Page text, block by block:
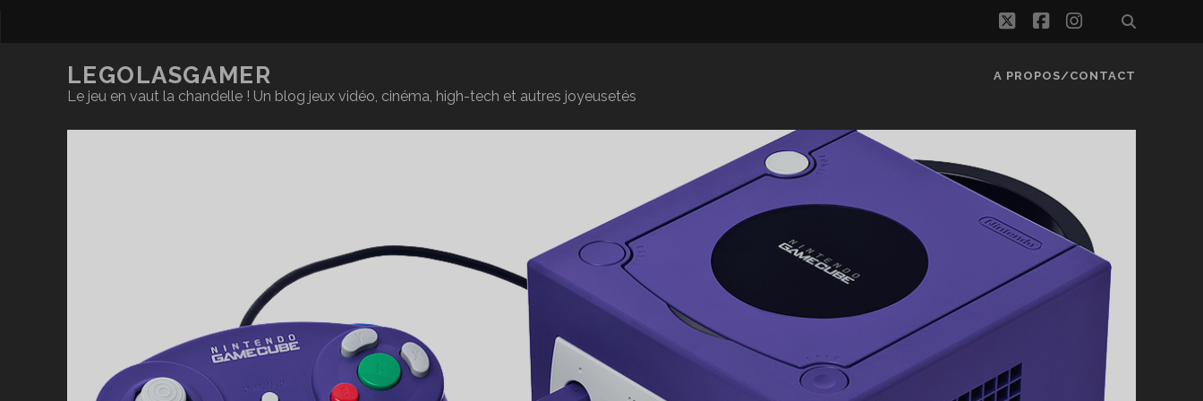
twitterfacebook
instagram
LEGOLASGAMER
Le jeu en vaut la chandelle ! Un blog jeux vidéo, cinéma, high-tech et autres joyeusetés
A PROPOS/CONTACT